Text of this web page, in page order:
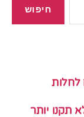
לחלות
תקנו יותר